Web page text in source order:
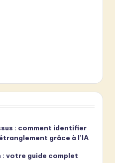
: comment identifier
grâce à l’IA
votre guide complet